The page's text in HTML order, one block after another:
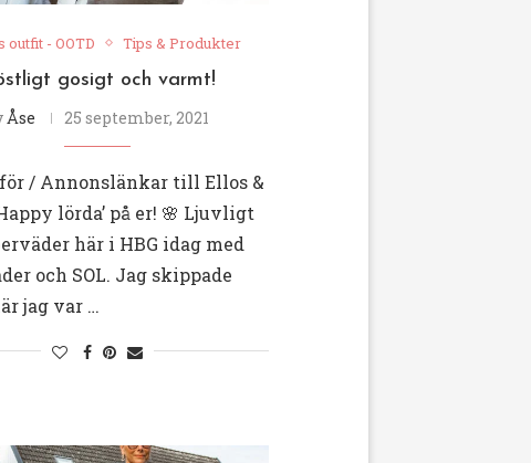
outfit - OOTD Tips & Produkter
gosigt och varmt!
Åse 25 september, 2021
/ Annonslänkar till Ellos &
lörda’ på er! 🌸 Ljuvligt
här i HBG idag med
och SOL. Jag skippade
jag var …